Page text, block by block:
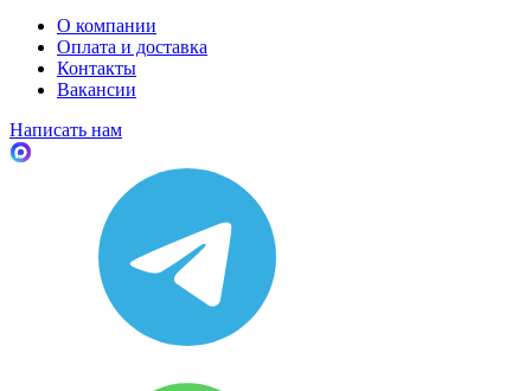
О компании
Оплата и доставка
Контакты
Вакансии
Написать нам